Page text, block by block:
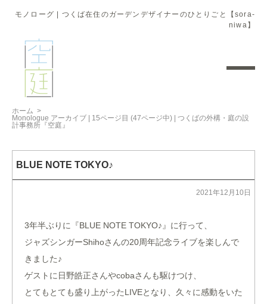
モノローグ | つくば在住のガーデンデザイナーのひとりごと【sora-
niwa】
ホーム >
Monologue アーカイブ | 15ページ目 (47ページ中) | つくばの外構・庭の設
計事務所『空庭』
BLUE NOTE TOKYO♪
2021年12月10日
3年半ぶりに『BLUE NOTE TOKYO♪』に行って、
ジャズシンガーShihoさんの20周年記念ライブを楽しんで
きました♪
ゲストに日野皓正さんやcobaさんも駆けつけ、
とてもとても盛り上がったLIVEとなり、久々に感動をいた